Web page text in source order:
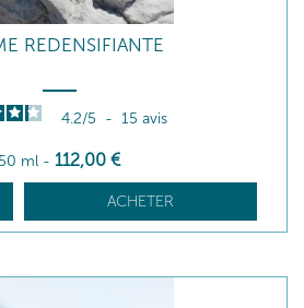
REDENSIFIANTE
4.2/5 - 15 avis
50 ml - 112,00 €
ACHETER